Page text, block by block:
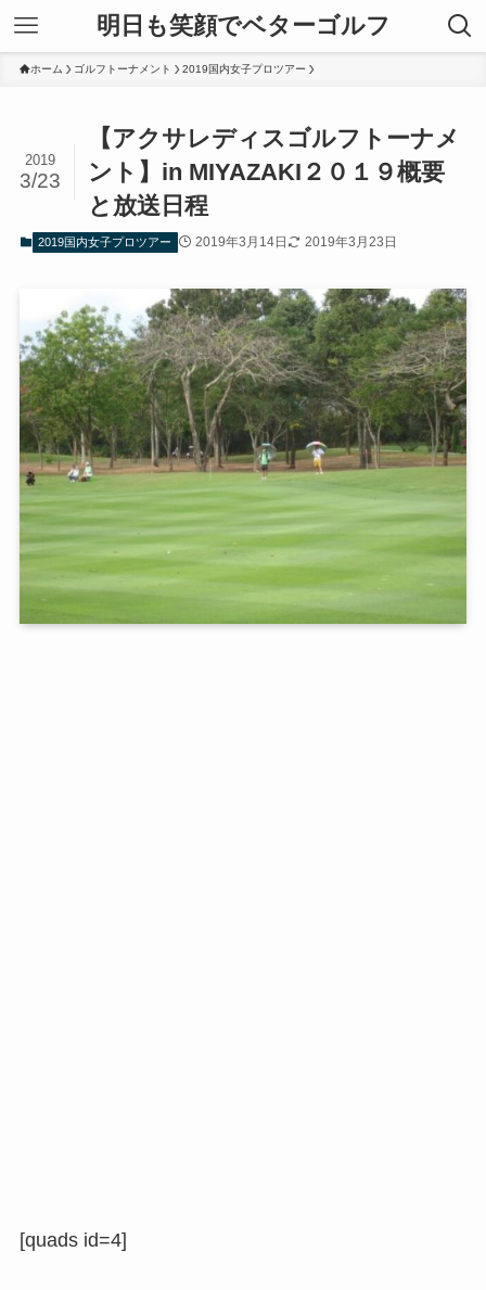
明日も笑顔でベターゴルフ
ホーム ゴルフトーナメント 2019国内女子プロツアー
【アクサレディスゴルフトーナメ
ント】in MIYAZAKI２０１９概要
と放送日程
2019
3/23
2019国内女子プロツアー 2019年3月14日 2019年3月23日
[quads id=4]